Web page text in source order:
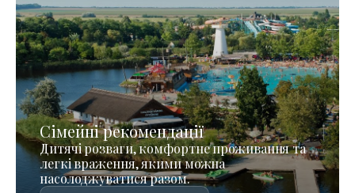
Сімейні рекомендації
Дитячі розваги, комфортне проживання та
легкі враження, якими можна
насолоджуватися разом.